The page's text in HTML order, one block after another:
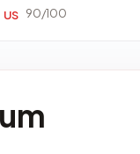
US 90/100